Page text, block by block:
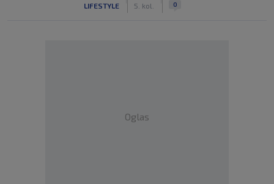
LIFESTYLE 5. kol. 0
Oglas